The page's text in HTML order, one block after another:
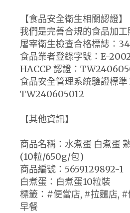
【食品安全衛生相關認證】
我們是完善合規的食品加工
屠宰衛生檢查合格標誌：
食品業者登錄字號：E-
HACCP 認證：
食品安全管理系統驗證標
TW240605012
【其他資訊】
商品名稱：水煮蛋 白煮蛋
(10粒/650g/包)
商品編號：5659129892-1
白煮蛋：白煮蛋10粒裝
標籤：#便當店, #拉麵店,
早餐